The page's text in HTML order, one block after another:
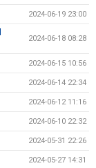
2024-06-19 23:00
2024-06-18 08:28
2024-06-15 10:56
2024-06-14 22:34
2024-06-12 11:16
2024-06-10 22:32
2024-05-31 22:26
2024-05-27 14:31